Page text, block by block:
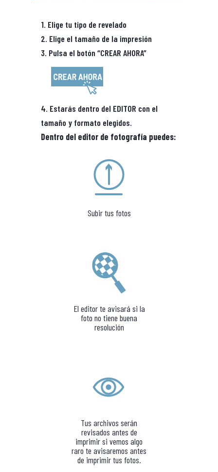
1. Elige tu tipo de revelado
2. Elige el tamaño de la impresión
3. Pulsa el botón “CREAR AHORA”
4. Estarás dentro del EDITOR con el
tamaño y formato elegidos.
Dentro del editor de fotografía puedes:
Subir tus fotos
El editor te avisará si la
foto no tiene buena
resolución
Tus archivos serán
revisados antes de
imprimir si vemos algo
raro te avisaremos antes
de imprimir tus fotos.